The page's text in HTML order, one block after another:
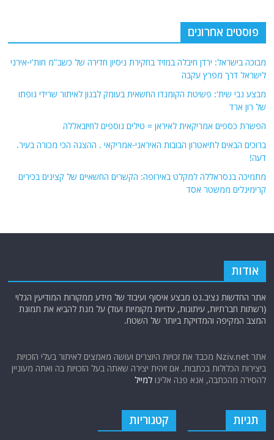
פוסטים אחרונים
מבוכה בישראל: ירדן חיבלה במזיד בחקירת ניסיון חדירה של כשב"מ חות'י-אירני
לישראל דרך מפרץ עקבה
מבצע נבי שית': פשיטת הקומנדו החשאית בעומק לבנון לאיתור שרידי גופתו
של רון ארד
הפשרת כספים אמריקאית לאיראן = טילים נוספים לחיזבאללה
ברוכים הבאים לתיאטרון הבובות האיראני-אמריקאי . ההצגה הכי מכורה בעיר.
דעה!
מתמיכה בנסראללה למקלט באירופה: הקשרים החשאיים של קצינים בכירים
קרימינלים ממשטר אסד
אודות
אתר החדשות נציב.נט מבצע איסוף ועיבוד של מידע ממקורות המודיעין הגלוי
(רשתות חברתיות, עיתונות, עדויות מקומיות ועוד) על מנת להביא את תמונת
המצב המקיפה והמדויקת ביותר של השטח.
אתר Nziv.net מכבד את זכויות היוצרים ועושה מאמצים לאיתור בעלי הזכויות
ביצירות הכלולות בכתבות. אם זיהית יצירה שאתה בעל הזכויות בה ואתה מעוניין
להסירה מהכתבה, אנא פנה אלינולמייל
תגיות קטגוריות